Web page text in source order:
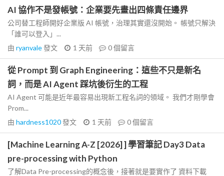
AI 協作不是發帳號：企業要先畫出四條責任邊界
公司替工程師開好企業版 AI 帳號，治理其實還沒開始。 帳號只解決
「誰可以登入」...
由 ryanvale發文 1 天前 0個留言
從 Prompt 到 Graph Engineering：這些不只是新名
詞，而是 AI Agent 踩坑後衍生的工程
AI Agent 可能是近年最容易出現新工程名詞的領域。 我們才剛學會
Prom...
由 hardness1020發文 1 天前 0個留言
[Machine Learning A-Z [2026] ] 學習筆記 Day3 Data
pre-processing with Python
了解Data Pre-processing的概念後，接著就是要實作了 資料下載